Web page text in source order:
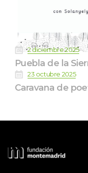
2 diciembre 2025
Puebla de la
23 octubre 2025
Caravana de